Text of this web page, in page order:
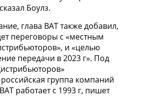
Боулз.
глава BAT также добавил,
переговоры с «местным
и «целью
передачи в 2023 г». Под
группа компаний
работает с 1993 г, пишет